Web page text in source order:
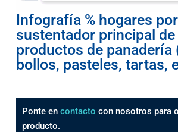
Infografía % hogares
sustentador principal de
productos de panadería
bollos, pasteles, tartas,
Ponte en contacto con nosotros para
producto.